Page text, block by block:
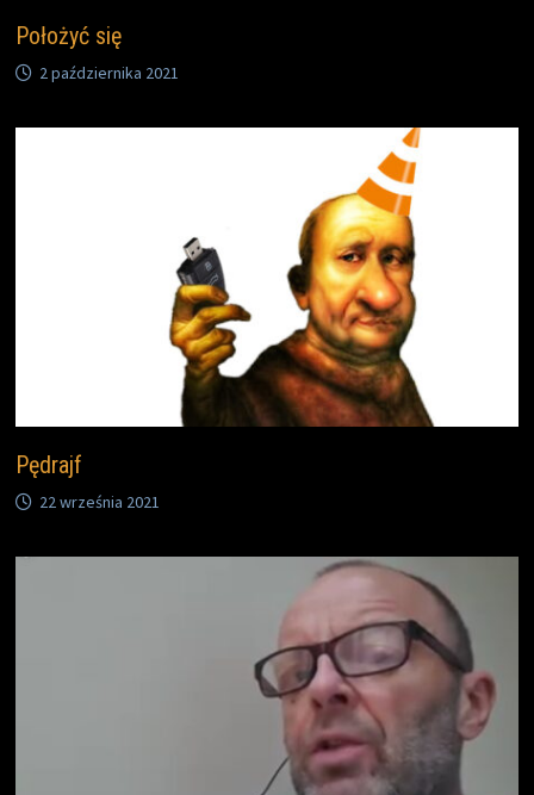
Położyć się
2 października 2021
Pędrajf
22 września 2021